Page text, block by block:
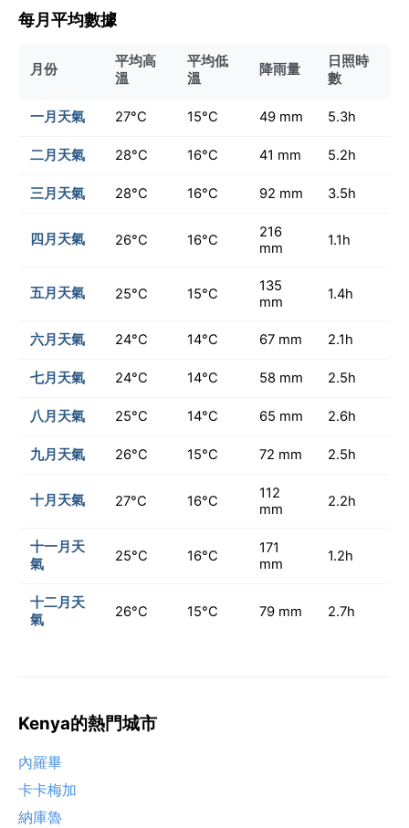
每月平均數據
月份
平均高
溫
平均低
溫
降雨量
日照時
數
一月天氣 27°C 15°C 49 mm 5.3h
二月天氣 28°C 16°C 41 mm 5.2h
三月天氣 28°C 16°C 92 mm 3.5h
四月天氣 26°C 16°C
216
mm
1.1h
五月天氣 25°C 15°C
135
mm
1.4h
六月天氣 24°C 14°C 67 mm 2.1h
七月天氣 24°C 14°C 58 mm 2.5h
八月天氣 25°C 14°C 65 mm 2.6h
九月天氣 26°C 15°C 72 mm 2.5h
十月天氣 27°C 16°C
112
mm
2.2h
十一月天
氣
25°C 16°C
171
mm
1.2h
十二月天
氣
26°C 15°C 79 mm 2.7h
Kenya的熱門城市
內羅畢
卡卡梅加
納庫魯